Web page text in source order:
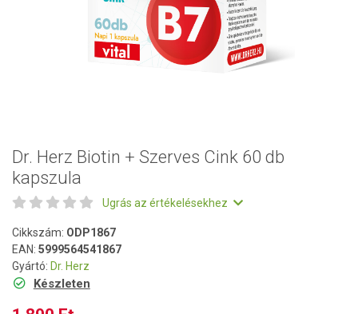
Dr. Herz Biotin + Szerves Cink 60 db
kapszula
Ugrás az értékelésekhez
Cikkszám: ODP1867
EAN: 5999564541867
Gyártó: Dr. Herz
Készleten